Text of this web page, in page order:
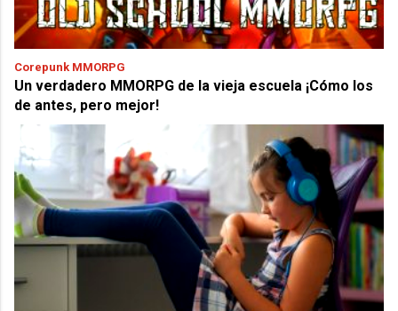
Corepunk MMORPG
Un verdadero MMORPG de la vieja escuela ¡Cómo los
de antes, pero mejor!